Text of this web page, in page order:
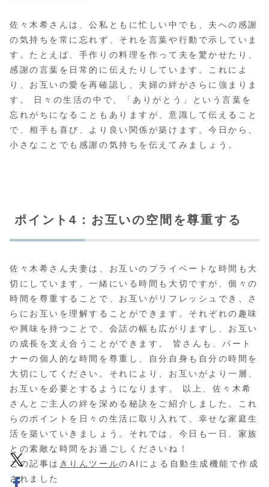
佐々木希さんは、公私ともに忙しい中でも、夫への感謝
の気持ちを常に忘れず、それを言葉や行動で示していま
す。たとえば、手作りの料理を作って夫を驚かせたり、
感謝の言葉を日常的に伝えたりしています。これによ
り、お互いの愛を再確認し、夫婦の絆がさらに強まりま
す。 日々の生活の中で、「ありがとう」という言葉を
忘れがちになることもありますが、意識して伝えること
で、相手も喜び、より良い関係が築けます。今日から、
小さなことでも感謝の気持ちを伝えてみましょう。
ポイント4：お互いの空間を尊重する
佐々木希さん夫妻は、お互いのプライベートな時間も大
切にしています。一緒にいる時間も大切ですが、個々の
時間を尊重することで、お互いがリフレッシュでき、さ
らにお互いを理解することができます。それぞれの趣味
や興味を持つことで、会話の幅も広がりますし、お互い
の成長を支え合うことができます。 皆さんも、パート
ナーの個人的な時間を尊重し、自分自身も自分の時間を
大切にしてください。それにより、お互いがより一層、
お互いを必要とするようになります。 以上、佐々木希
さんとご主人の絆を深める秘訣をご紹介しました。これ
らのポイントを日々の生活に取り入れて、幸せな家庭生
活を築いていきましょう。それでは、今日も一日、家族
との素敵な時間をお過ごしくださいね！
この記事は きりんツールのAIによる自動生成機能で作成
されました